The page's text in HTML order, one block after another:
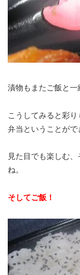
漬物もまたご飯と一
こうしてみると彩
弁当ということがで
見た目でも楽しむ
ね。
そしてご飯！